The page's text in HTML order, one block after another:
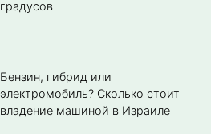
градусов
Бензин, гибрид или
электромобиль? Cколько стоит
владение машиной в Израиле